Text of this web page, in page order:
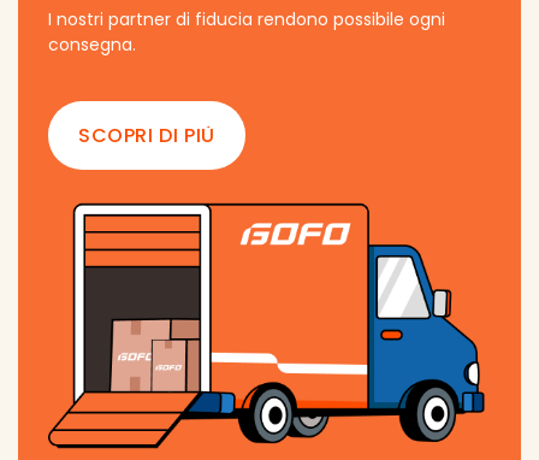
I nostri partner di fiducia rendono possibile ogni
consegna.
SCOPRI DI PIÙ